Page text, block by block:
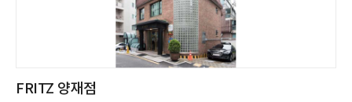
FRITZ 양재점